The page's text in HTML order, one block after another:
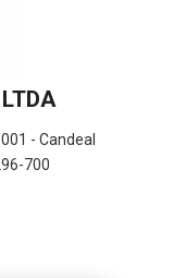
- Candeal
700